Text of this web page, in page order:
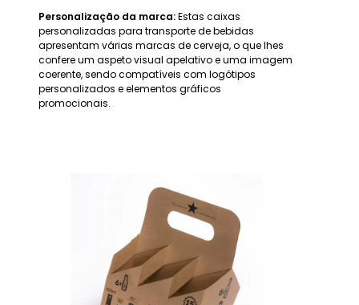
Personalização da marca:Estas caixas
personalizadas para transporte de bebidas
apresentam várias marcas de cerveja, o que lhes
confere um aspeto visual apelativo e uma imagem
coerente, sendo compatíveis com logótipos
personalizados e elementos gráficos
promocionais.